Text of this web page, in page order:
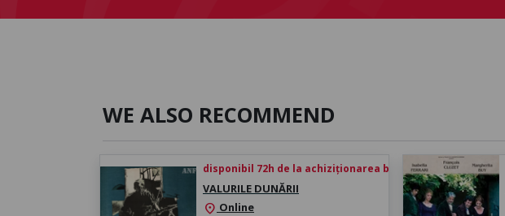
WE ALSO RECOMMEND
disponibil 72h de la achiziționarea biletului
VALURILE DUNĂRII
location_on Online